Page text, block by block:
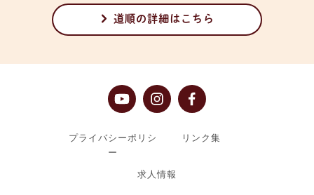
道順の詳細はこちら
プライバシーポリシ
ー
リンク集
求人情報